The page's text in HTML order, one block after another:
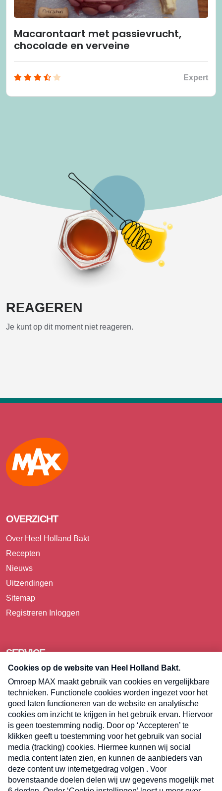
Macarontaart met passievrucht,
chocolade en verveine
Expert
REAGEREN
Je kunt op dit moment niet reageren.
Max
OVERZICHT
Over Heel Holland Bakt
Recepten
Nieuws
Uitzendingen
Sitemap
Registreren Inloggen
SERVICE
Over Omroep MAX
Pers
Contact
Algemene voorwaarden
Privacyverklaring
Cookieverklaring
Kwetsbaarheid melden
Registreren Inloggen